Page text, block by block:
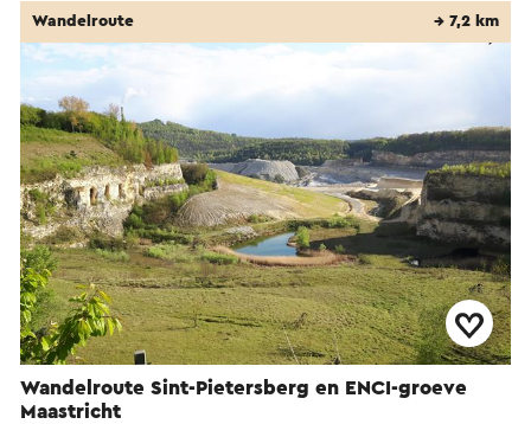
Wandelroute Sint-Pietersberg en ENCI-groeve
Maastricht
Wandelroute → 7,2 km